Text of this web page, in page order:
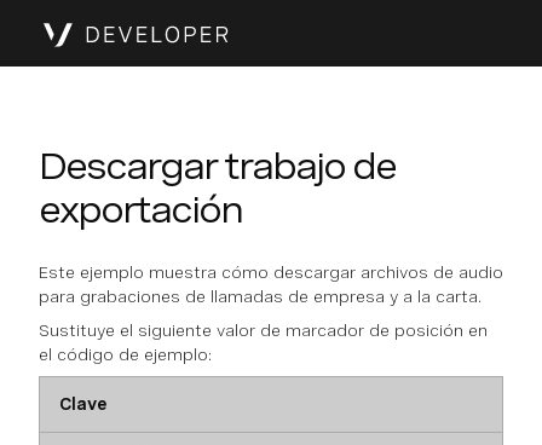
Descargar trabajo de
exportación
Este ejemplo muestra cómo descargar archivos de audio
para grabaciones de llamadas de empresa y a la carta.
Sustituye el siguiente valor de marcador de posición en
el código de ejemplo:
Clave